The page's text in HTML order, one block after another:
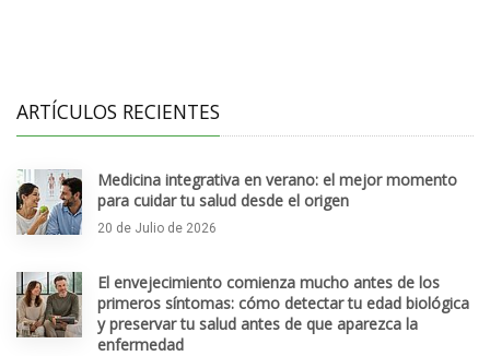
ARTÍCULOS RECIENTES
Medicina integrativa en verano: el mejor momento
para cuidar tu salud desde el origen
20 de Julio de 2026
El envejecimiento comienza mucho antes de los
primeros síntomas: cómo detectar tu edad biológica
y preservar tu salud antes de que aparezca la
enfermedad